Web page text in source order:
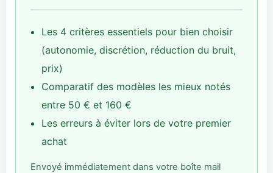
Les 4 critères essentiels pour bien choisir
(autonomie, discrétion, réduction du bruit,
prix)
Comparatif des modèles les mieux notés
entre 50 € et 160 €
Les erreurs à éviter lors de votre premier
achat
Envoyé immédiatement dans votre boîte mail